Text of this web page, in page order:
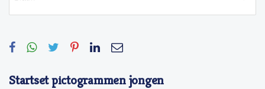
Startset pictogrammen jongen